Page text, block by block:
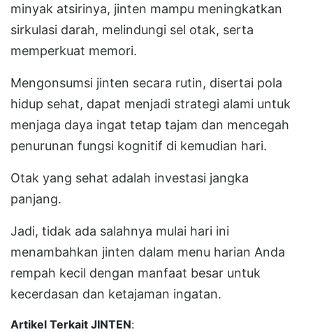
minyak atsirinya, jinten mampu meningkatkan
sirkulasi darah, melindungi sel otak, serta
memperkuat memori.
Mengonsumsi jinten secara rutin, disertai pola
hidup sehat, dapat menjadi strategi alami untuk
menjaga daya ingat tetap tajam dan mencegah
penurunan fungsi kognitif di kemudian hari.
Otak yang sehat adalah investasi jangka
panjang.
Jadi, tidak ada salahnya mulai hari ini
menambahkan jinten dalam menu harian Anda
rempah kecil dengan manfaat besar untuk
kecerdasan dan ketajaman ingatan.
Artikel Terkait JINTEN: